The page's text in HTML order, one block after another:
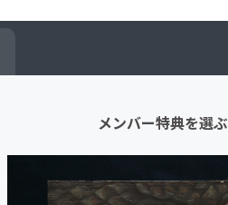
メンバー特典を選ぶ